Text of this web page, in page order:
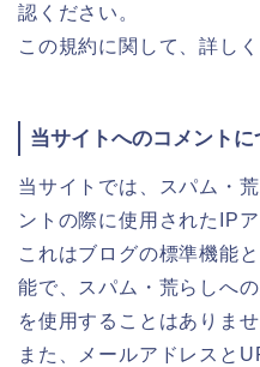
認ください。
この規約に関して、詳し
当サイトへのコメントに
当サイトでは、スパム・
ントの際に使用されたIP
これはブログの標準機能
能で、スパム・荒らしへ
を使用することはありませ
また、メールアドレスと